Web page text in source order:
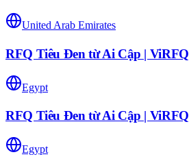
United Arab Emirates
RFQ Tiêu Đen từ Ai Cập | ViRFQ
Egypt
RFQ Tiêu Đen từ Ai Cập | ViRFQ
Egypt